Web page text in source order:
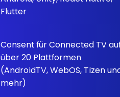
Flutter
Consent für Connected TV
über 20 Plattformen
(AndroidTV, WebOS, Tizen
mehr)